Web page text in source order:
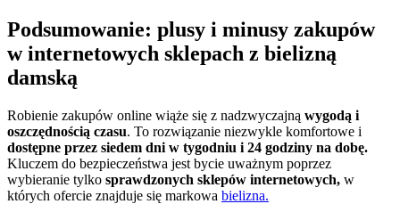
Podsumowanie: plusy i minusy zakupów
w internetowych sklepach z bielizną
damską
Robienie zakupów online wiąże się z nadzwyczajną wygodą i
oszczędnością czasu. To rozwiązanie niezwykle komfortowe i
dostępne przez siedem dni w tygodniu i 24 godziny na dobę.
Kluczem do bezpieczeństwa jest bycie uważnym poprzez
wybieranie tylko sprawdzonych sklepów internetowych, w
których ofercie znajduje się markowa bielizna.